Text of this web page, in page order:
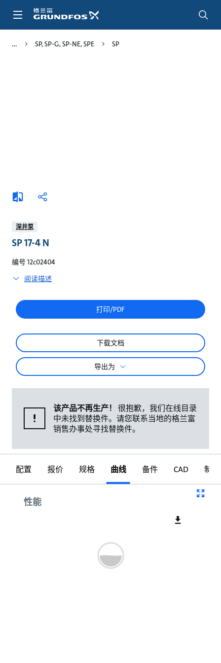
SP, SP-G, SP-NE, SPE SP
添
加
较
分
深井泵
SP 17-4 N
编号 12c02404
阅读描述
打印/PDF
下载文档
导出为
该产品不再生产！
很抱歉，我们在线目录
中未找到替换件。请您联系当地的格兰富
销售办事处寻找替换件。
配置 报价 规格 曲线 备件 CAD 制图
性能